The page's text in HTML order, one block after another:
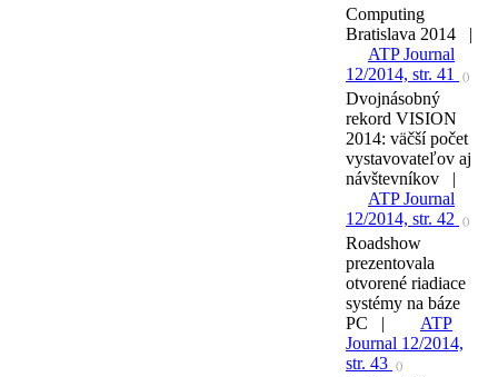
Computing
Bratislava 2014 |
ATP Journal
12/2014, str. 41
()
Dvojnásobný
rekord VISION
2014: väčší počet
vystavovateľov aj
návštevníkov |
ATP Journal
12/2014, str. 42
()
Roadshow
prezentovala
otvorené riadiace
systémy na báze
PC |
ATP
Journal 12/2014,
str. 43
()